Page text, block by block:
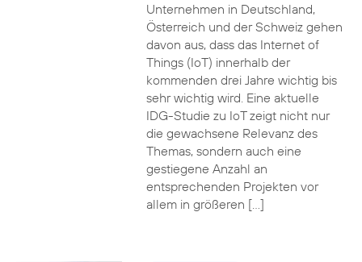
Unternehmen in Deutschland,
Österreich und der Schweiz gehen
davon aus, dass das Internet of
Things (IoT) innerhalb der
kommenden drei Jahre wichtig bis
sehr wichtig wird. Eine aktuelle
IDG-Studie zu IoT zeigt nicht nur
die gewachsene Relevanz des
Themas, sondern auch eine
gestiegene Anzahl an
entsprechenden Projekten vor
allem in größeren […]